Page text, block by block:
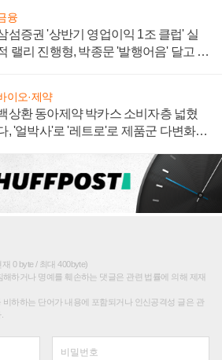
융
섬증권 '상반기 영업이익 1조 클럽' 실
랠리 진행형, 박종문 '발행어음' 달고 연
이오·제약
상환 동아제약 박카스 소비자층 넓혔
, '얼박사'로 '레트로'로 제품군 다변화
0 byte / 최대 400byte)
하거나 명예를 훼손하는 댓글은 관련 법률에 의해 제재
비하하는 단어가 내용에 포함되거나 인신공격성 글은 관